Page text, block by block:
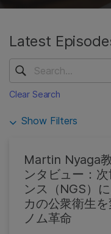
Latest
Clear Search
Show Filters
Martin Nyaga
ンタビュー：
ンス（NGS）
カの公衆衛生
ノム革命